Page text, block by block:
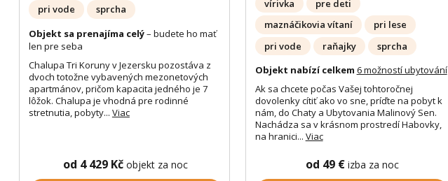
pri vode
sprcha
Objekt sa prenajíma celý– budete ho mať
len pre seba
Chalupa Tri Koruny v Jezersku pozostáva z
dvoch totožne vybavených mezonetových
apartmánov, pričom kapacita jedného je 7
lôžok. Chalupa je vhodná pre rodinné
stretnutia, pobyty... Viac
od 4 429 Kčobjekt za noc
vírivka
pre deti
maznáčikovia vítaní
pri lese
pri vode
raňajky
sprcha
Objekt nabízí celkem 6 možností ubytování
Ak sa chcete počas Vašej tohtoročnej
dovolenky cítiť ako vo sne, príďte na pobyt k
nám, do Chaty a Ubytovania Malinový Sen.
Nachádza sa v krásnom prostredí Habovky,
na hranici... Viac
od 49 € izba za noc